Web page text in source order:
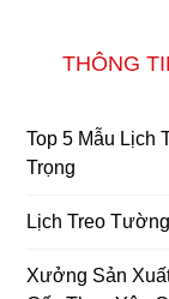
THÔNG
Top 5 Mẫu Lịch
Trọng
Lịch Treo
Xưởng Sản